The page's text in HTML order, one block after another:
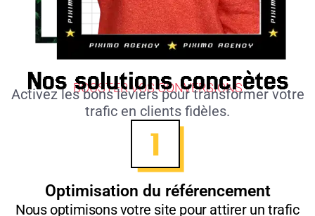
BOOSTER VOS CONVERSIONS
Nos solutions concrètes
Activez les bons leviers pour transformer votre
trafic en clients fidèles.
Optimisation du référencement
Nous optimisons votre site pour attirer un trafic